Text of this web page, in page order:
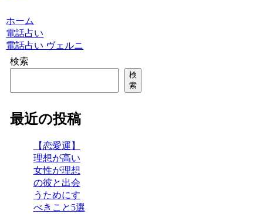
ホーム
電話占い
電話占い ヴェルニ
検索
検
索
最近の投稿
【恋愛運】
理想が高い
女性が理想
の彼と出会
うためにす
べきこと5選